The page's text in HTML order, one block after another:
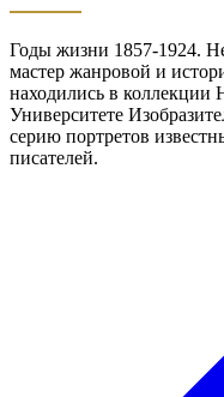
Годы жизни 1857-1924.
мастер жанровой и
находились в коллекции
Университете
серию портретов
писателей.